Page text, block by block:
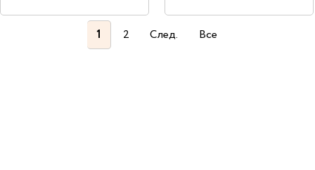
1 2 След. Все